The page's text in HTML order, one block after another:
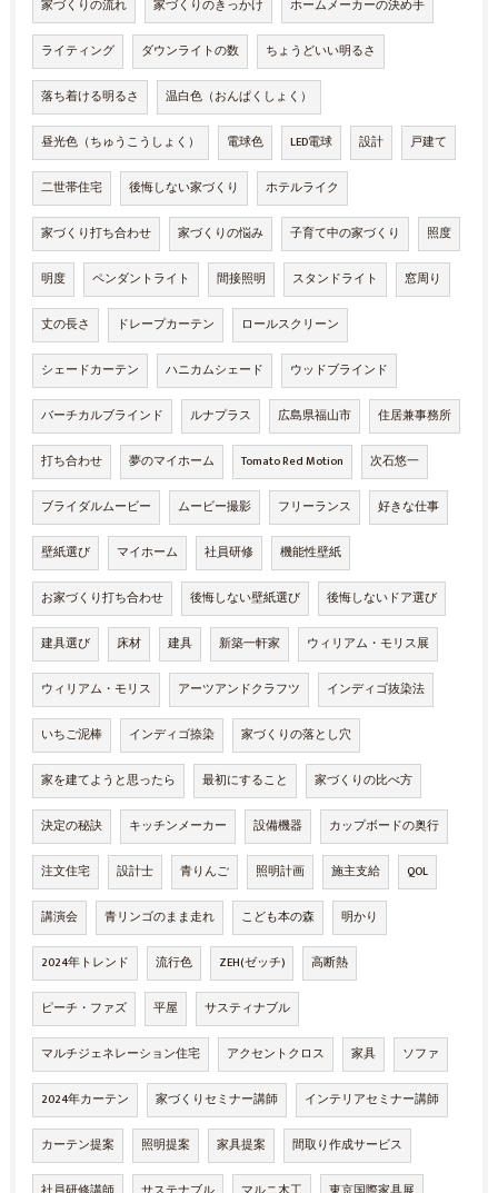
家づくりの流れ 家づくりのきっかけ ホームメーカーの決め手
ライティング ダウンライトの数 ちょうどいい明るさ
落ち着ける明るさ 温白色（おんぱくしょく）
昼光色（ちゅうこうしょく） 電球色 LED電球 設計 戸建て
二世帯住宅 後悔しない家づくり ホテルライク
家づくり打ち合わせ 家づくりの悩み 子育て中の家づくり 照度
明度 ペンダントライト 間接照明 スタンドライト 窓周り
丈の長さ ドレープカーテン ロールスクリーン
シェードカーテン ハニカムシェード ウッドブラインド
バーチカルブラインド ルナプラス 広島県福山市 住居兼事務所
打ち合わせ 夢のマイホーム Tomato Red Motion 次石悠一
ブライダルムービー ムービー撮影 フリーランス 好きな仕事
壁紙選び マイホーム 社員研修 機能性壁紙
お家づくり打ち合わせ 後悔しない壁紙選び 後悔しないドア選び
建具選び 床材 建具 新築一軒家 ウィリアム・モリス展
ウィリアム・モリス アーツアンドクラフツ インディゴ抜染法
いちご泥棒 インディゴ捺染 家づくりの落とし穴
家を建てようと思ったら 最初にすること 家づくりの比べ方
決定の秘訣 キッチンメーカー 設備機器 カップボードの奥行
注文住宅 設計士 青りんご 照明計画 施主支給 QOL
講演会 青リンゴのまま走れ こども本の森 明かり
2024年トレンド 流行色 ZEH(ゼッチ) 高断熱
ピーチ・ファズ 平屋 サスティナブル
マルチジェネレーション住宅 アクセントクロス 家具 ソファ
2024年カーテン 家づくりセミナー講師 インテリアセミナー講師
カーテン提案 照明提案 家具提案 間取り作成サービス